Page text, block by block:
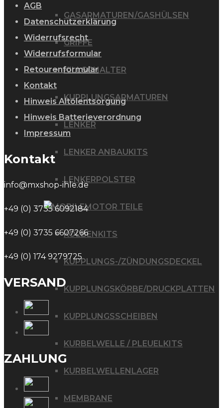
GASARMATUREN/GASHÜLSEN
GRIFFE
KILLSCHALTER
KUPPLUNGSARMATUREN
LENKER
LENKER ANBAUKITS
LENKERPOLSTER
MOTOR TEILE
KOLBENKITS
KUPPLUNGS-/ZÜNDUNGSDECKEL
KUPPLUNGSKÖRBE/DRUCKPLATTEN
KUPPLUNGSSCHEIBEN
KURBELWELLE / PLEUELKITS
KURBELWELLENLAGER
MEMBRANE
AGB
Datenschutzerklärung
Widerrufsrecht
Widerrufsformular
Retourenformular
Kontakt
Hinweis Altölentsorgung
Hinweis Batterieverordnung
Impressum
Kontakt
info@mxshop-ihle.de
+49 (0) 3735 6092184
+49 (0) 3735 6607266
+49 (0) 174 9279725
VERSAND
ZAHLUNG